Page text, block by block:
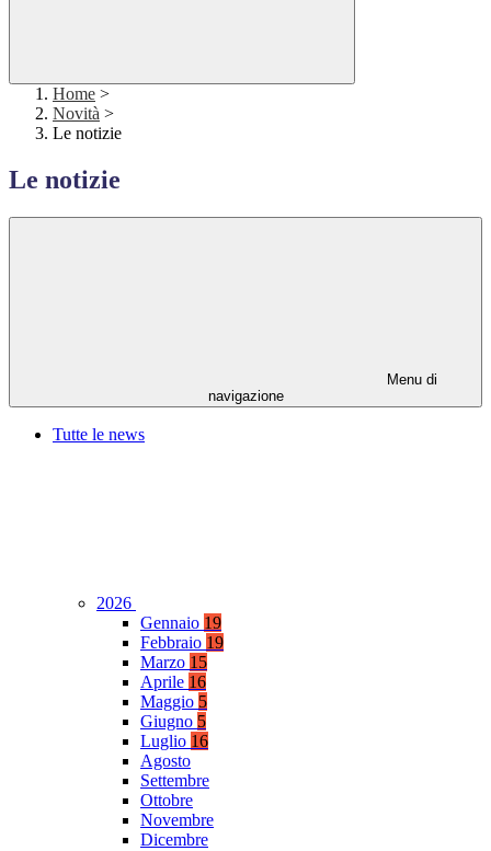
Home >
Novità >
Le notizie
Le notizie
Menu di
navigazione
Tutte le news
2026
Gennaio 19
Febbraio 19
Marzo 15
Aprile 16
Maggio 5
Giugno 5
Luglio 16
Agosto
Settembre
Ottobre
Novembre
Dicembre